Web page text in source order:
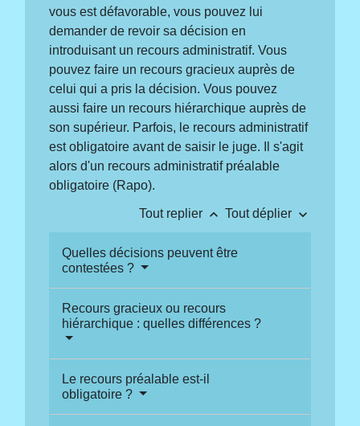
vous est défavorable, vous pouvez lui
demander de revoir sa décision en
introduisant un recours administratif. Vous
pouvez faire un recours gracieux auprès de
celui qui a pris la décision. Vous pouvez
aussi faire un recours hiérarchique auprès de
son supérieur. Parfois, le recours administratif
est obligatoire avant de saisir le juge. Il s'agit
alors d'un recours administratif préalable
obligatoire (Rapo).
Tout replier keyboard_arrow_up Tout déplier keyboard_arrow_down
Quelles décisions peuvent être
contestées ?
Recours gracieux ou recours
hiérarchique : quelles différences ?
Le recours préalable est-il
obligatoire ?